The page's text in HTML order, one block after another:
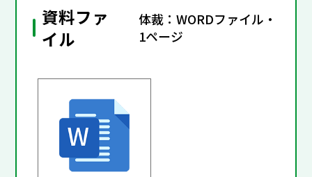
資料ファ
イル
体裁：WORDファイル・
1ページ